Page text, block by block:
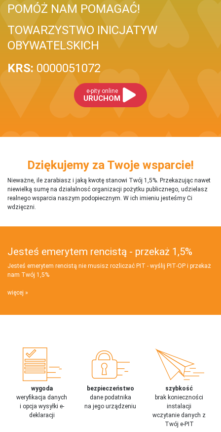
POMÓŻ NAM POMAGAĆ!
TOWARZYSTWO INICJATYW
OBYWATELSKICH
KRS: 0000051072
e-pity online
URUCHOM
Dziękujemy za Twoje wsparcie!
Nieważne, ile zarabiasz i jaką kwotę stanowi Twój 1,5%. Przekazując nawet
niewielką sumę na działalnosć organizacji pożytku publicznego, udzielasz
realnego wsparcia naszym podopiecznym. W ich imieniu jesteśmy Ci
wdzięczni.
Jesteś emerytem rencistą - przekaż 1,5%
Jesteś emerytem rencistą nie musisz rozliczać PIT - wyślij PIT‑OP i przekaż
nam Twój 1,5%
więcej
wygoda
weryfikacja danych
i opcja wysyłki e-
deklaracji
bezpieczeństwo
dane podatnika
na jego urządzeniu
szybkość
brak konieczności
instalacji
wczytanie danych z
Twój e-PIT